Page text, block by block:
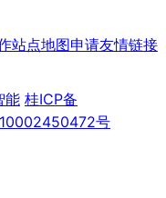
站点地图申请友情链接
能 桂ICP备
号